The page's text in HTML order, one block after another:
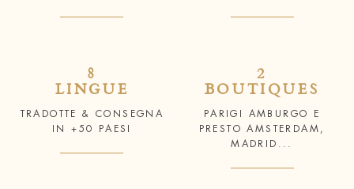
8
LINGUE
TRADOTTE & CONSEGNA
IN +50 PAESI
2
BOUTIQUES
PARIGI AMBURGO E
PRESTO AMSTERDAM,
MADRID...